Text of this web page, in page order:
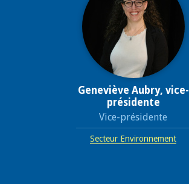
Geneviève Aubry, vice-
présidente
Vice-présidente
Secteur Environnement